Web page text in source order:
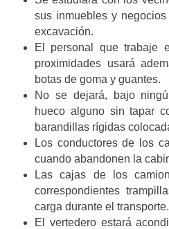
sus inmuebles y
excavación.
El personal que trabaje
proximidades usará
botas de goma y guantes.
No se dejará, bajo
hueco alguno sin tapar
barandillas rígidas
Los conductores de los
cuando abandonen la
Las cajas de los
correspondientes
carga durante el transporte.
El vertedero estará